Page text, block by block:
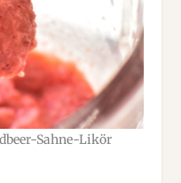
Sahne-Likör